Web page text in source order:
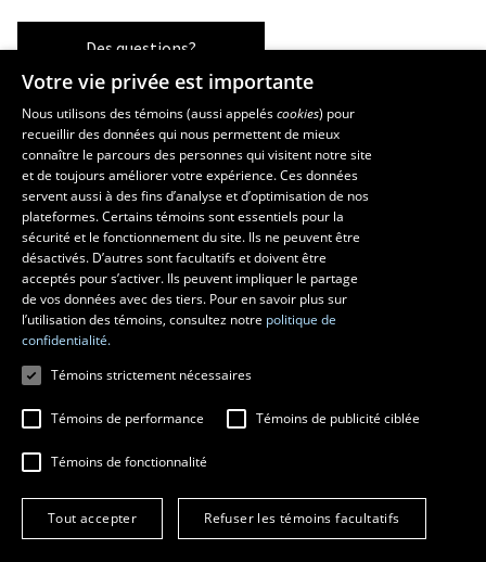
Des questions?
Les écoles et la recherche
École d’art
École supérieure d’aménagement du territoire et de développement
régional
École de design
Centre de recherche en aménagement et développement
© 2026 Université Laval
Tous droits réservés
Conditions générales d'utilisation
Fraude en ligne
Votre vie privée est importante
Nous utilisons des témoins (aussi appeléscookies) pour
recueillir des données qui nous permettent de mieux
connaître le parcours des personnes qui visitent notre site
et de toujours améliorer votre expérience. Ces données
servent aussi à des fins d’analyse et d’optimisation de nos
plateformes. Certains témoins sont essentiels pour la
sécurité et le fonctionnement du site. Ils ne peuvent être
désactivés. D’autres sont facultatifs et doivent être
acceptés pour s’activer. Ils peuvent impliquer le partage
de vos données avec des tiers. Pour en savoir plus sur
l’utilisation des témoins, consultez notre politique de
confidentialité.
Témoins strictement nécessaires
Témoins de performance Témoins de publicité ciblée
Témoins de fonctionnalité
Tout accepter Refuser les témoins facultatifs